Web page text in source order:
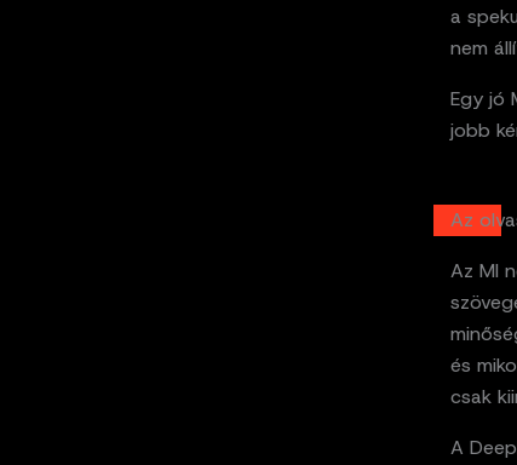
a
nem
Egy jó
jobb
Az
Az MI
és
csak
A